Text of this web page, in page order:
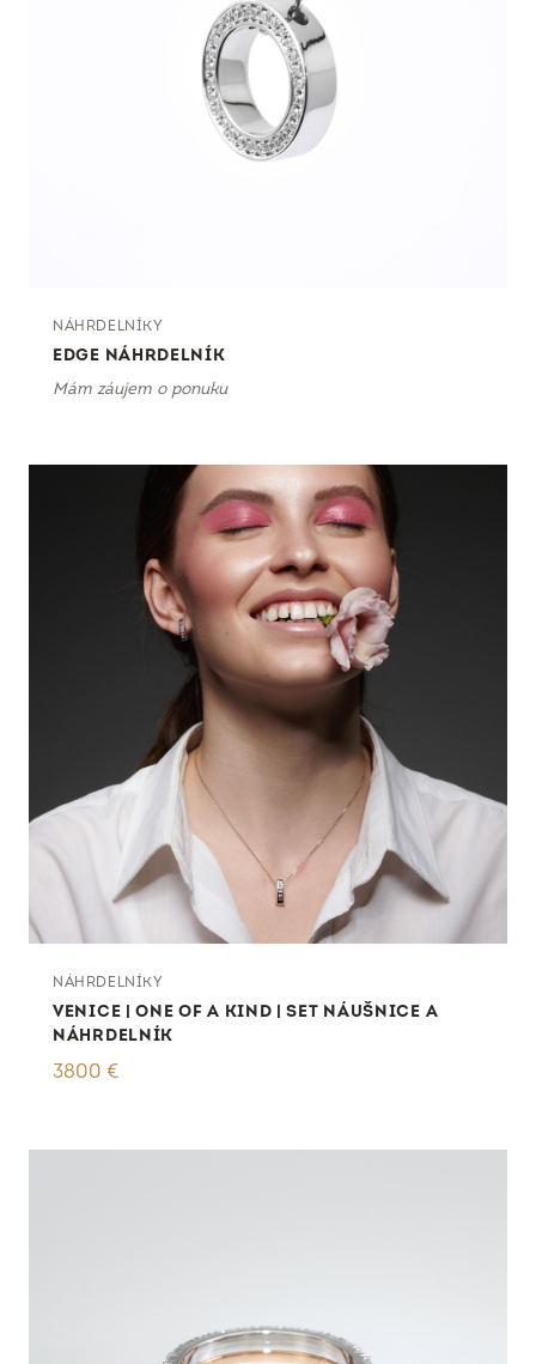
NÁHRDELNÍKY
EDGE NÁHRDELNÍK
Mám záujem o ponuku
NÁHRDELNÍKY
VENICE | ONE OF A KIND | SET NÁUŠNICE A
NÁHRDELNÍK
3800 €